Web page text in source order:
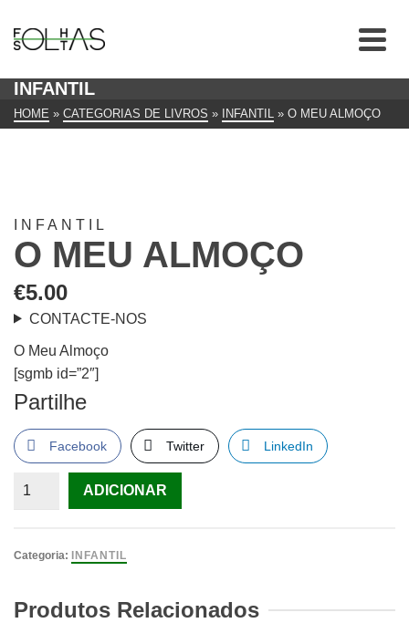
INFANTIL
HOME » CATEGORIAS DE LIVROS » INFANTIL » O MEU ALMOÇO
INFANTIL
O MEU ALMOÇO
€5.00
CONTACTE-NOS
O Meu Almoço
[sgmb id=”2″]
Partilhe
Facebook Twitter LinkedIn
Quantidade
Meu
ADICIONAR
Categoria: INFANTIL
Produtos Relacionados